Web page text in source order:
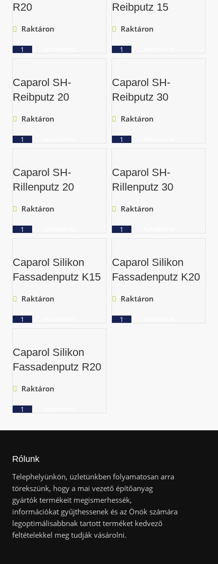
R20
Raktáron
Reibputz 15
Raktáron
Caparol SH-
Reibputz 20
Raktáron
Caparol SH-
Reibputz 30
Raktáron
Caparol SH-
Rillenputz 20
Raktáron
Caparol SH-
Rillenputz 30
Raktáron
Caparol Silikon
Fassadenputz K15
Raktáron
Caparol Silikon
Fassadenputz K20
Raktáron
Caparol Silikon
Fassadenputz R20
Raktáron
Rólunk
Telephelyünkön, üzletünkben folyamatosan arra
törekszünk, hogy a mai vezető építőanyag
gyártók termékeit megismerhessék,
információkat gyűjthessenek és az Önök számára
legoptimálisabbnak tartott terméket kedvező
feltételekkel meg tudják vásárolni.